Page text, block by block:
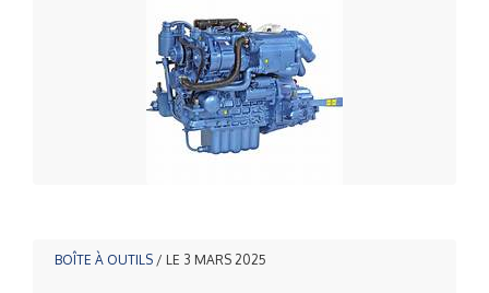
BOÎTE À OUTILS / LE 3 MARS 2025